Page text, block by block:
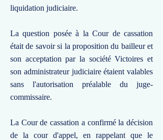
liquidation judiciaire.
La question posée à la Cour de cassation
était de savoir si la proposition du bailleur et
son acceptation par la société Victoires et
son administrateur judiciaire étaient valables
sans l'autorisation préalable du juge-
commissaire.
La Cour de cassation a confirmé la décision
de la cour d'appel, en rappelant que le